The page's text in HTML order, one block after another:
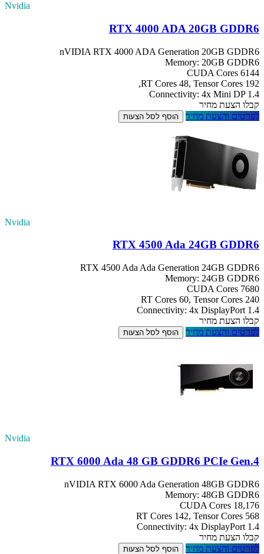
Nvidia
RTX 4000 ADA 20GB GDDR6
nVIDIA RTX 4000 ADA Generation 20GB GDDR6
Memory: 20GB GDDR6
CUDA Cores 6144
RT Cores 48, Tensor Cores 192,
Connectivity: 4x Mini DP 1.4
קבלו הצעת מחיר
לפרטים והצעת מחיר
הוסף לסל הצעות
Nvidia
RTX 4500 Ada 24GB GDDR6
RTX 4500 Ada Ada Generation 24GB GDDR6
Memory: 24GB GDDR6
CUDA Cores 7680
RT Cores 60, Tensor Cores 240
Connectivity: 4x DisplayPort 1.4
קבלו הצעת מחיר
לפרטים והצעת מחיר
הוסף לסל הצעות
Nvidia
RTX 6000 Ada 48 GB GDDR6 PCIe Gen.4
nVIDIA RTX 6000 Ada Generation 48GB GDDR6
Memory: 48GB GDDR6
CUDA Cores 18,176
RT Cores 142, Tensor Cores 568
Connectivity: 4x DisplayPort 1.4
קבלו הצעת מחיר
לפרטים והצעת מחיר
הוסף לסל הצעות